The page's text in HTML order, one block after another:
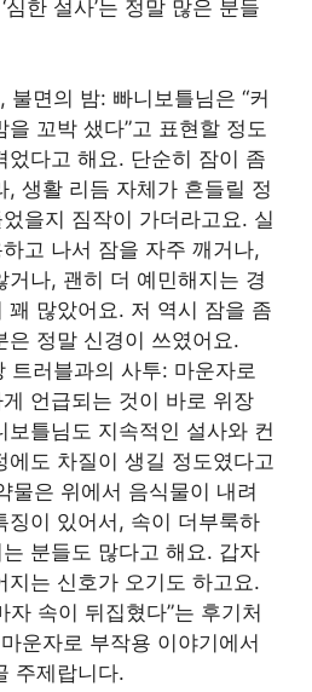
심한 설사’는 정말 많은 분들
면의 밤: 빠니보틀님은 “커
꼬박 샜다”고 표현할 정도
었다고 해요. 단순히 잠이 좀
, 생활 리듬 자체가 흔들릴 정
을지 짐작이 가더라고요. 실
고 나서 잠을 자주 깨거나,
거나, 괜히 더 예민해지는 경
꽤 많았어요. 저 역시 잠을 좀
은 정말 신경이 쓰였어요.
트러블과의 사투: 마운자로
언급되는 것이 바로 위장
보틀님도 지속적인 설사와 컨
에도 차질이 생길 정도였다고
물은 위에서 음식물이 내려
징이 있어서, 속이 더부룩하
분들도 많다고 해요. 갑자
지는 신호가 오기도 하고요.
자 속이 뒤집혔다”는 후기처
운자로 부작용 이야기에서
주제랍니다.